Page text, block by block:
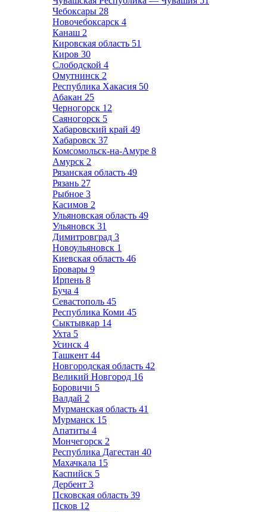
Чебоксары 28
Новочебоксарск 4
Канаш 2
Кировская область 51
Киров 30
Слободской 4
Омутнинск 2
Республика Хакасия 50
Абакан 25
Черногорск 12
Саяногорск 5
Хабаровский край 49
Хабаровск 37
Комсомольск-на-Амуре 8
Амурск 2
Рязанская область 49
Рязань 27
Рыбное 3
Касимов 2
Ульяновская область 49
Ульяновск 31
Димитровград 3
Новоульяновск 1
Киевская область 46
Бровары 9
Ирпень 8
Буча 4
Севастополь 45
Республика Коми 45
Сыктывкар 14
Ухта 5
Усинск 4
Ташкент 44
Новгородская область 42
Великий Новгород 16
Боровичи 5
Валдай 2
Мурманская область 41
Мурманск 15
Апатиты 4
Мончегорск 2
Республика Дагестан 40
Махачкала 15
Каспийск 5
Дербент 3
Псковская область 39
Псков 12